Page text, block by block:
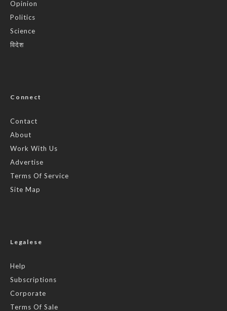
Opinion
Politics
Science
विदेश
Connect
Contact
About
Work With Us
Advertise
Terms Of Service
Site Map
Legalese
Help
Subscriptions
Corporate
Terms Of Sale